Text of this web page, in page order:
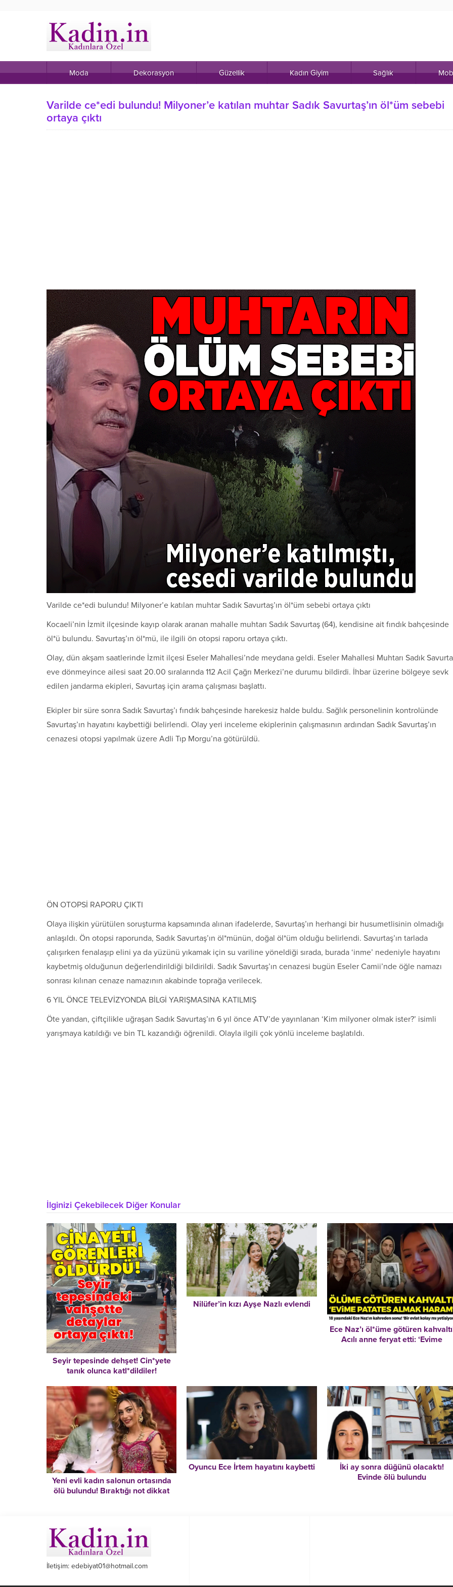
Moda Dekorasyon Güzellik Kadın Giyim Sağlık
Varilde ce*edi bulundu! Milyoner’e katılan muhtar Sadık Savurtaş’ın öl*üm sebebi
ortaya çıktı
Varilde ce*edi bulundu! Milyoner’e katılan muhtar Sadık Savurtaş’ın öl*üm sebebi ortaya çıktı
Kocaeli’nin İzmit ilçesinde kayıp olarak aranan mahalle muhtarı Sadık Savurtaş (64), kendisine ait fındık bahçesinde
öl*ü bulundu. Savurtaş’ın öl*mü, ile ilgili ön otopsi raporu ortaya çıktı.
Olay, dün akşam saatlerinde İzmit ilçesi Eseler Mahallesi’nde meydana geldi. Eseler Mahallesi Muhtarı Sadık
eve dönmeyince ailesi saat 20.00 sıralarında 112 Acil Çağrı Merkezi’ne durumu bildirdi. İhbar üzerine bölgeye sevk
edilen jandarma ekipleri, Savurtaş için arama çalışması başlattı.
Ekipler bir süre sonra Sadık Savurtaş’ı fındık bahçesinde harekesiz halde buldu. Sağlık personelinin kontrolünde
Savurtaş’ın hayatını kaybettiği belirlendi. Olay yeri inceleme ekiplerinin çalışmasının ardından Sadık Savurtaş’ın
cenazesi otopsi yapılmak üzere Adli Tıp Morgu’na götürüldü.
ÖN OTOPSİ RAPORU ÇIKTI
Olaya ilişkin yürütülen soruşturma kapsamında alınan ifadelerde, Savurtaş’ın herhangi bir husumetlisinin olmadığı
anlaşıldı. Ön otopsi raporunda, Sadık Savurtaş’ın öl*münün, doğal öl*üm olduğu belirlendi. Savurtaş’ın tarlada
çalışırken fenalaşıp elini ya da yüzünü yıkamak için su variline yöneldiği sırada, burada ‘inme’ nedeniyle hayatını
kaybetmiş olduğunun değerlendirildiği bildirildi. Sadık Savurtaş’ın cenazesi bugün Eseler Camii’nde öğle namazı
sonrası kılınan cenaze namazının akabinde toprağa verilecek.
6 YIL ÖNCE TELEVİZYONDA BİLGİ YARIŞMASINA KATILMIŞ
Öte yandan, çiftçilikle uğraşan Sadık Savurtaş’ın 6 yıl önce ATV’de yayınlanan ‘Kim milyoner olmak ister?’ isimli
yarışmaya katıldığı ve bin TL kazandığı öğrenildi. Olayla ilgili çok yönlü inceleme başlatıldı.
İlginizi Çekebilecek Diğer Konular
Seyir tepesinde dehşet! Cin*yete
tanık olunca katl*dildiler!
Nilüfer’in kızı Ayşe Nazlı evlendi
Ece Naz’ı öl*üme götüren
Acılı anne feryat etti: ‘Evime
Yeni evli kadın salonun ortasında
ölü bulundu! Bıraktığı not dikkat
Oyuncu Ece İrtem hayatını kaybetti
İki ay sonra düğünü olacaktı!
Evinde ölü bulundu
İletişim: edebiyat01@hotmail.com